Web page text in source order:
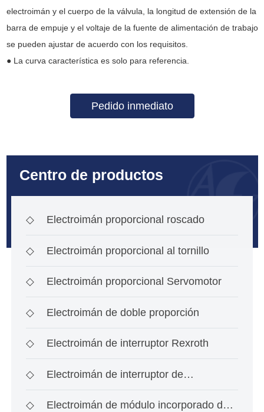
Centro de productos
◇ Electroimán proporcional roscado
◇ Electroimán proporcional al tornillo
◇ Electroimán proporcional Servomotor
◇ Electroimán de doble proporción
◇ Electroimán de interruptor Rexroth
◇ Electroimán de interruptor de
investigación de ace
◇ Electroimán de módulo incorporado de
electroimán y el cuerpo de la válvula, la longitud de extensión de la
barra de empuje y el voltaje de la fuente de alimentación de trabajo
se pueden ajustar de acuerdo con los requisitos.
● La curva característica es solo para referencia.
Pedido inmediato